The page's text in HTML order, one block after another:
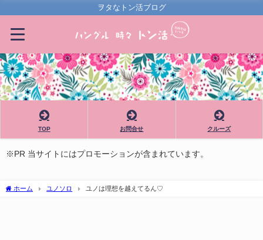
ヲタなトン活ブログ
TOP お問合せ クルーズ
※PR 当サイトにはプロモーションが含まれています。
ホーム ユノソロ ユノは理想を越えてるん♡